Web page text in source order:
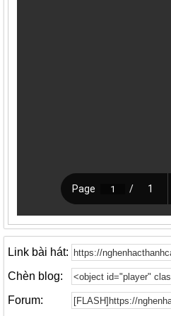
Link bài hát:
Chèn blog:
Forum: